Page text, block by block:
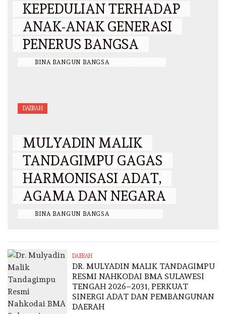
KEPEDULIAN TERHADAP
ANAK-ANAK GENERASI
PENERUS BANGSA
BINA BANGUN BANGSA
DAERAH
MULYADIN MALIK
TANDAGIMPU GAGAS
HARMONISASI ADAT,
AGAMA DAN NEGARA
BINA BANGUN BANGSA
DAERAH
DR. MULYADIN MALIK TANDAGIMPU
RESMI NAHKODAI BMA SULAWESI
TENGAH 2026–2031, PERKUAT
SINERGI ADAT DAN PEMBANGUNAN
DAERAH